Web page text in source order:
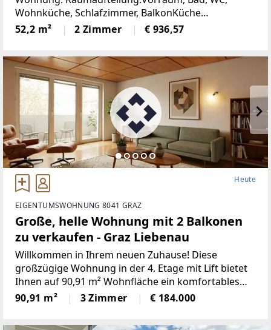
Wohnküche, Schlafzimmer, BalkonKüche
möbliertKellerabteil Von Vormieterin können auf
Wunsch Möbel direkt abgelöst
52,2 m² 2 Zimmer € 936,57
Heute
EIGENTUMSWOHNUNG 8041 GRAZ
Große, helle Wohnung mit 2 Balkonen
zu verkaufen - Graz Liebenau
Willkommen in Ihrem neuen Zuhause! Diese
großzügige Wohnung in der 4. Etage mit Lift bietet
Ihnen auf 90,91 m² Wohnfläche ein komfortables
und modernes Wohngefühl. Mit drei gut
geschnittenen Zimmern ist diese Immobilie ideal für
90,91 m² 3 Zimmer € 184.000